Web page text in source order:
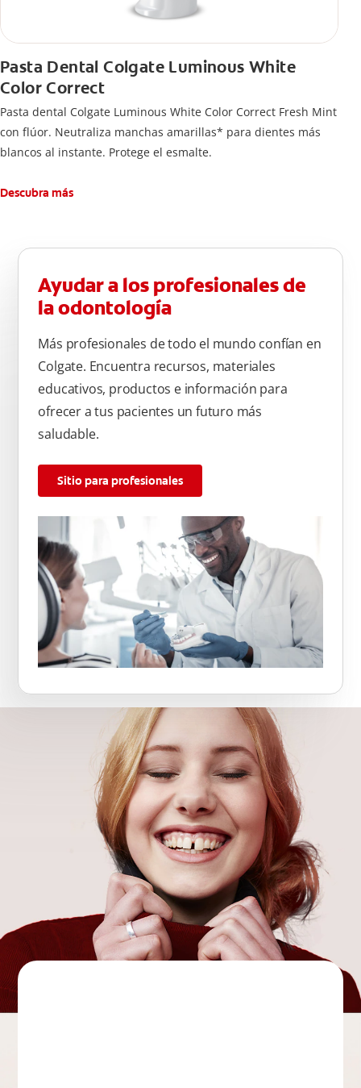
Pasta Dental Colgate Luminous White
Color Correct
Pasta dental Colgate Luminous White Color Correct Fresh Mint
con flúor. Neutraliza manchas amarillas* para dientes más
blancos al instante. Protege el esmalte.
Descubra más
Ayudar a los profesionales de
la odontología
Más profesionales de todo el mundo confían en
Colgate. Encuentra recursos, materiales
educativos, productos e información para
ofrecer a tus pacientes un futuro más
saludable.
Sitio para profesionales